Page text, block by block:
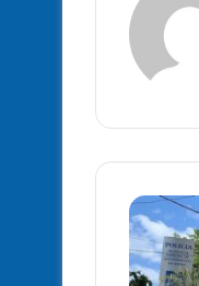
Idoso
em
situação
de